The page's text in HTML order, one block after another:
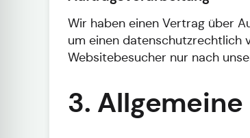
Wir haben einen Vertrag über
um einen datenschutzrechtlich
Websitebesucher nur nach
3.